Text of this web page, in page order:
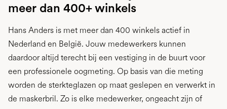
meer dan 400+ winkels
Hans Anders is met meer dan 400 winkels actief in
Nederland en België. Jouw medewerkers kunnen
daardoor altijd terecht bij een vestiging in de buurt voor
een professionele oogmeting. Op basis van die meting
worden de sterkteglazen op maat geslepen en verwerkt in
de maskerbril. Zo is elke medewerker, ongeacht zijn of